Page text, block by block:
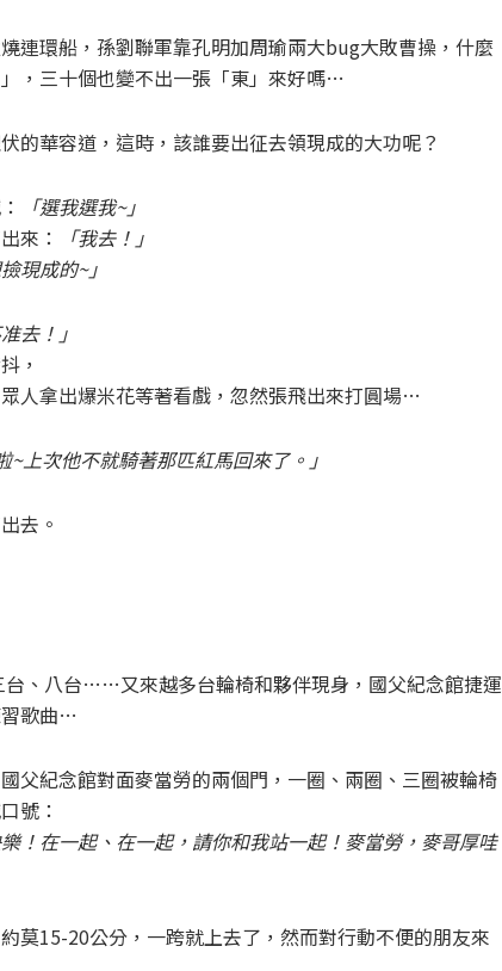
連環船，孫劉聯軍靠孔明加周瑜兩大bug大敗曹操，什麼
，三十個也變不出一張「東」來好嗎…
的華容道，這時，該誰要出征去領現成的大功呢？
「選我選我~」
來：
「我去！」
現成的~」
去！」
，
人拿出爆米花等著看戲，忽然張飛出來打圓場…
~上次他不就騎著那匹紅馬回來了。」
去。
台、八台……又來越多台輪椅和夥伴現身，國父紀念館捷運
歌曲…
父紀念館對面麥當勞的兩個門，一圈、兩圈、三圈被輪椅
號：
！在一起、在一起，請你和我站一起！麥當勞，麥哥厚哇
莫15-20公分，一跨就上去了，然而對行動不便的朋友來